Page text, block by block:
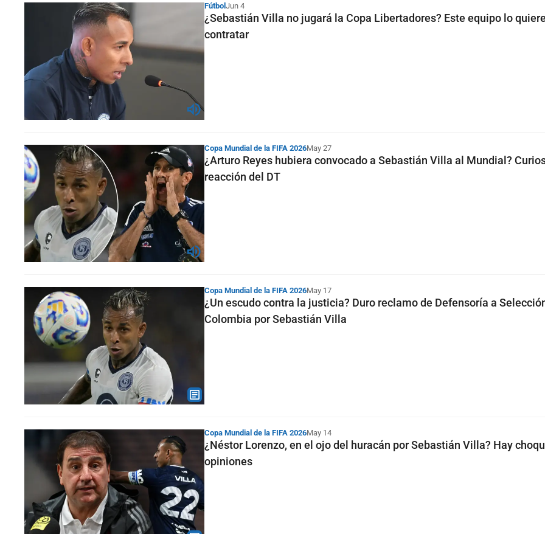
FútbolJun 4
¿Sebastián Villa no jugará la Copa Libertadores? Este equipo lo quiere
contratar
Copa Mundial de la FIFA 2026May 27
¿Arturo Reyes hubiera convocado a Sebastián Villa al Mundial?
reacción del DT
Copa Mundial de la FIFA 2026May 17
¿Un escudo contra la justicia? Duro reclamo de Defensoría a
Colombia por Sebastián Villa
Copa Mundial de la FIFA 2026May 14
¿Néstor Lorenzo, en el ojo del huracán por Sebastián Villa? Hay
opiniones